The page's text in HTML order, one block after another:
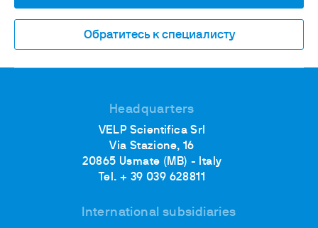
Обратитесь к специалисту
Headquarters
VELP Scientifica Srl
Via Stazione, 16
20865 Usmate (MB) - Italy
Tel. + 39 039 628811
International subsidiaries